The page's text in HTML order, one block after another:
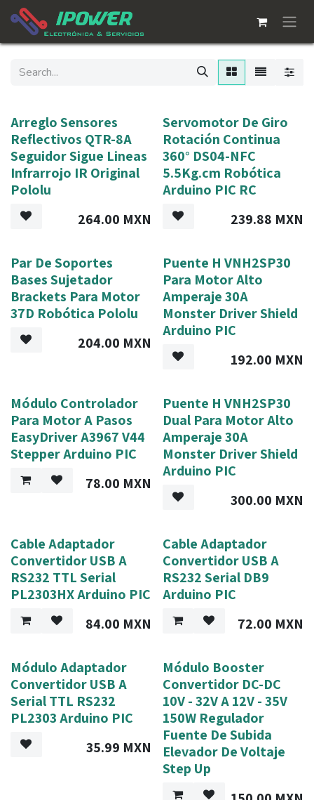
Skip to Content
Arreglo Sensores
Reflectivos QTR-8A
Seguidor Sigue Lineas
Infrarrojo IR Original
Pololu
264.00 MXN
Servomotor De Giro
Rotación Continua
360° DS04-NFC
5.5Kg.cm Robótica
Arduino PIC RC
239.88 MXN
Par De Soportes
Bases Sujetador
Brackets Para Motor
37D Robótica Pololu
204.00 MXN
Puente H VNH2SP30
Para Motor Alto
Amperaje 30A
Monster Driver Shield
Arduino PIC
192.00 MXN
Módulo Controlador
Para Motor A Pasos
EasyDriver A3967 V44
Stepper Arduino PIC
78.00 MXN
Puente H VNH2SP30
Dual Para Motor Alto
Amperaje 30A
Monster Driver Shield
Arduino PIC
300.00 MXN
Cable Adaptador
Convertidor USB A
RS232 TTL Serial
PL2303HX Arduino PIC
84.00 MXN
Cable Adaptador
Convertidor USB A
RS232 Serial DB9
Arduino PIC
72.00 MXN
Módulo Adaptador
Convertidor USB A
Serial TTL RS232
PL2303 Arduino PIC
35.99 MXN
Módulo Booster
Convertidor DC-DC
10V - 32V A 12V - 35V
150W Regulador
Fuente De Subida
Elevador De Voltaje
Step Up